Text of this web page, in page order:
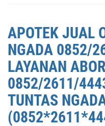
APOTEK JUAL
NGADA 0852/
LAYANAN
0852/2611/
TUNTAS